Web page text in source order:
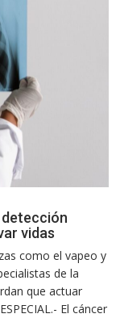
detección
vidas
como el vapeo y
de la
que actuar
El cáncer